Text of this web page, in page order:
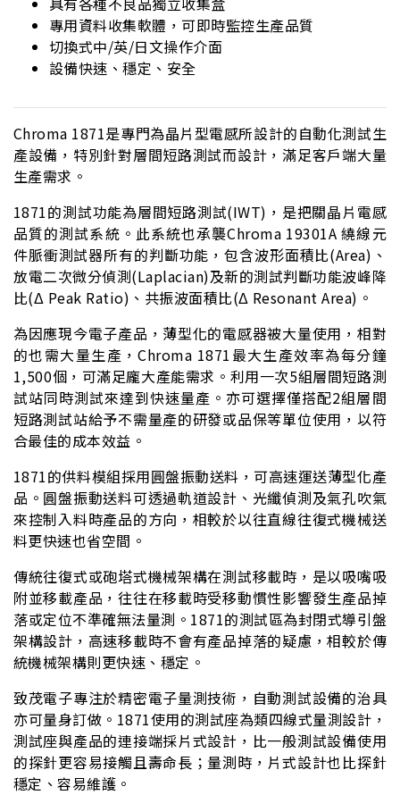
專用資料收集軟體，可即時監控生產品質
切換式中/英/日文操作介面
設備快速、穩定、安全
Chroma 1871是專門為晶片型電感所設計的自動化測試生
產設備，特別針對層間短路測試而設計，滿足客戶端大量
生產需求。
1871的測試功能為層間短路測試(IWT)，是把關晶片電感
品質的測試系統。此系統也承襲Chroma 19301A 繞線元
件脈衝測試器所有的判斷功能，包含波形面積比(Area)、
放電二次微分偵測(Laplacian)及新的測試判斷功能波峰降
比(Δ Peak Ratio)、共振波面積比(Δ Resonant Area)。
為因應現今電子產品，薄型化的電感器被大量使用，相對
的也需大量生產，Chroma 1871最大生產效率為每分鐘
1,500個，可滿足龐大產能需求。利用一次5組層間短路測
試站同時測試來達到快速量產。亦可選擇僅搭配2組層間
短路測試站給予不需量產的研發或品保等單位使用，以符
合最佳的成本效益。
1871的供料模組採用圓盤振動送料，可高速運送薄型化產
品。圓盤振動送料可透過軌道設計、光纖偵測及氣孔吹氣
來控制入料時產品的方向，相較於以往直線往復式機械送
料更快速也省空間。
傳統往復式或砲塔式機械架構在測試移載時，是以吸嘴吸
附並移載產品，往往在移載時受移動慣性影響發生產品掉
落或定位不準確無法量測。1871的測試區為封閉式導引盤
架構設計，高速移載時不會有產品掉落的疑慮，相較於傳
統機械架構則更快速、穩定。
致茂電子專注於精密電子量測技術，自動測試設備的治具
亦可量身訂做。1871使用的測試座為類四線式量測設計，
測試座與產品的連接端採片式設計，比一般測試設備使用
的探針更容易接觸且壽命長；量測時，片式設計也比探針
穩定、容易維護。